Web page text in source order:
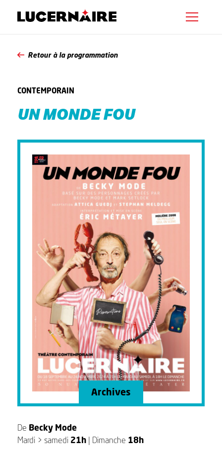
Retour à la programmation
CONTEMPORAIN
UN MONDE FOU
Archives
De Becky Mode
Mardi > samedi 21h | Dimanche 18h